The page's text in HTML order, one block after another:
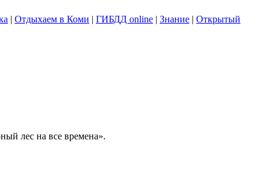
| Отдыхаем в Коми | ГИБДД online | Знание | Открытый
лес на все времена».